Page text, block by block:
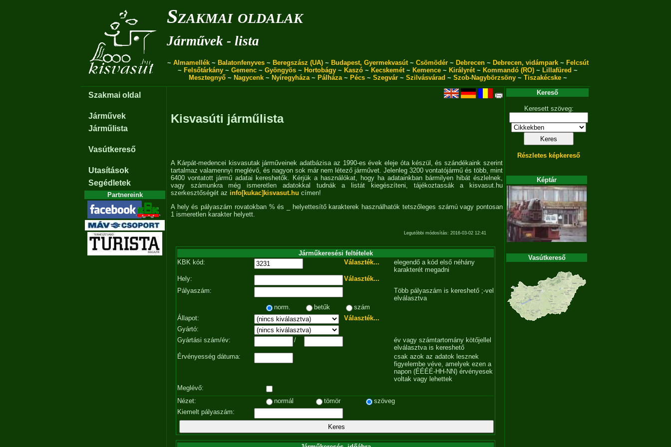
Szakmai oldalak
Járművek - lista
~ Almamellék~ Balatonfenyves~ Beregszász (UA)~ Budapest, Gyermekvasút~ Csömödér~ Debrecen~ Debrecen, vidámpark~ Felcsút
~ Felsőtárkány ~ Gemenc ~ Gyöngyös ~ Hortobágy ~ Kaszó ~ Kecskemét~ Kemence ~ Királyrét~ Kommandó (RO) ~ Lillafüred ~
Mesztegnyő~ Nagycenk~ Nyíregyháza~ Pálháza~ Pécs~ Szegvár~ Szilvásvárad ~ Szob-Nagybörzsöny~ Tiszakécske~
Szakmai oldal
Járművek
Járműlista
Vasútkereső
Utasítások
Segédletek
Partnereink
Kisvasúti járműlista
A Kárpát-medencei kisvasutak járműveinek adatbázisa az 1990-es évek eleje óta készül, és szándékaink szerint
tartalmaz valamennyi meglévő, és nagyon sok már nem létező járművet. Jelenleg 3200 vontatójármű és több, mint
6400 vontatott jármű adatai kereshetők. Kérjük a használókat, hogy ha adatainkban bármilyen hibát észlelnek,
vagy számunkra még ismeretlen adatokkal tudnák a listát kiegészíteni, tájékoztassák a kisvasut.hu
szerkesztőségét az info[kukac]kisvasut.hu címen!
A hely és pályaszám rovatokban % és _ helyettesítő karakterek használhatók tetszőleges számú vagy pontosan
1 ismeretlen karakter helyett.
Legutóbbi módosítás: 2016-03-02 12:41
Járműkeresési feltételek
KBK kód:
Választék...
elegendő a kód első néhány
karakterét megadni
Hely:
Választék...
Pályaszám:
Több pályaszám is kereshető ;-vel
elválasztva
norm.
betűk
szám
Állapot:
Választék...
Gyártó:
Gyártási szám/év:
/
év vagy számtartomány kötőjellel
elválasztva is kereshető
Érvényesség dátuma:
csak azok az adatok lesznek
figyelembe véve, amelyek ezen a
napon (ÉÉÉÉ-HH-NN) érvényesek
voltak vagy lehettek
Meglévő:
Nézet:
normál tömör
szöveg
Kiemelt pályaszám:
Kereső
Keresett szöveg:
Részletes képkereső
Képtár
Vasútkereső